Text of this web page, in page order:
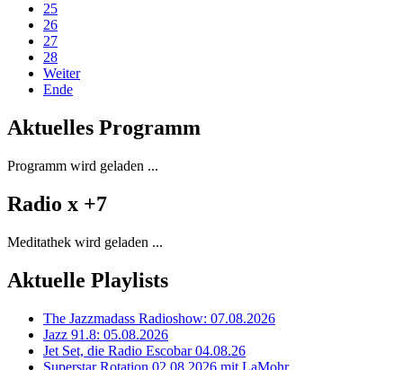
25
26
27
28
Weiter
Ende
Aktuelles Programm
Programm wird geladen ...
Radio x +7
Meditathek wird geladen ...
Aktuelle Playlists
The Jazzmadass Radioshow: 07.08.2026
Jazz 91.8: 05.08.2026
Jet Set, die Radio Escobar 04.08.26
Superstar Rotation 02.08.2026 mit LaMohr